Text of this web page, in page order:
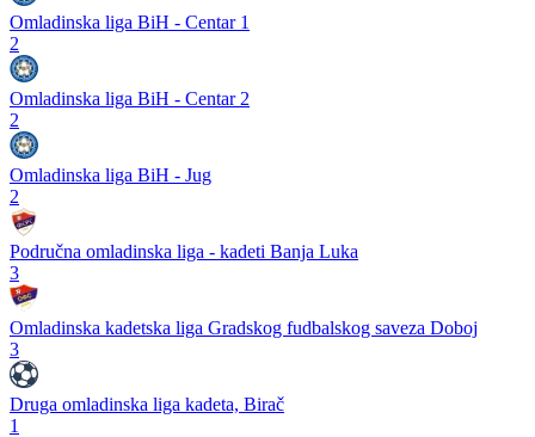
Omladinska liga BiH - Centar 1
2
Omladinska liga BiH - Centar 2
2
Omladinska liga BiH - Jug
2
Područna omladinska liga - kadeti Banja Luka
3
Omladinska kadetska liga Gradskog fudbalskog saveza Doboj
3
Druga omladinska liga kadeta, Birač
1